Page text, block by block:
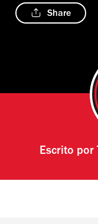
Share
Escrito por